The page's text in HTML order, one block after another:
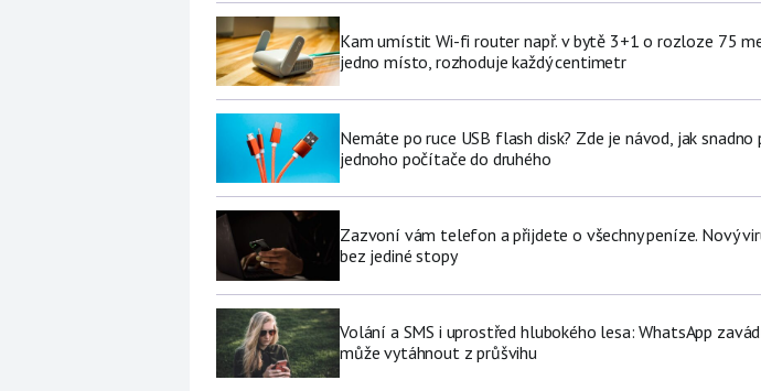
Kam umístit Wi-fi router např. v bytě 3+1 o rozloze 75
jedno místo, rozhoduje každý centimetr
Nemáte po ruce USB flash disk? Zde je návod, jak
jednoho počítače do druhého
Zazvoní vám telefon a přijdete o všechny peníze. Nový
bez jediné stopy
Volání a SMS i uprostřed hlubokého lesa: WhatsApp
může vytáhnout z průšvihu